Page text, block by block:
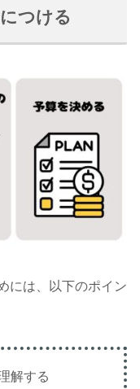
つける
には、以下のポイン
解する